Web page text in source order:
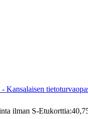
Kansalaisen
ilman S-Etukorttia: